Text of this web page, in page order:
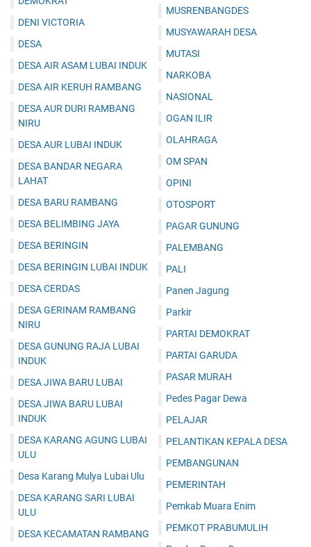
DENI VICTORIA
DESA
DESA AIR ASAM LUBAI INDUK
DESA AIR KERUH RAMBANG
DESA AUR DURI RAMBANG
NIRU
DESA AUR LUBAI INDUK
DESA BANDAR NEGARA
LAHAT
DESA BARU RAMBANG
DESA BELIMBING JAYA
DESA BERINGIN
DESA BERINGIN LUBAI INDUK
DESA CERDAS
DESA GERINAM RAMBANG
NIRU
DESA GUNUNG RAJA LUBAI
INDUK
DESA JIWA BARU LUBAI
DESA JIWA BARU LUBAI
INDUK
DESA KARANG AGUNG LUBAI
ULU
Desa Karang Mulya Lubai Ulu
DESA KARANG SARI LUBAI
ULU
DESA KECAMATAN RAMBANG
MUSRENBANGDES
MUSYAWARAH DESA
MUTASI
NARKOBA
NASIONAL
OGAN ILIR
OLAHRAGA
OM SPAN
OPINI
OTOSPORT
PAGAR GUNUNG
PALEMBANG
PALI
Panen Jagung
Parkir
PARTAI DEMOKRAT
PARTAI GARUDA
PASAR MURAH
Pedes Pagar Dewa
PELAJAR
PELANTIKAN KEPALA DESA
PEMBANGUNAN
PEMERINTAH
Pemkab Muara Enim
PEMKOT PRABUMULIH